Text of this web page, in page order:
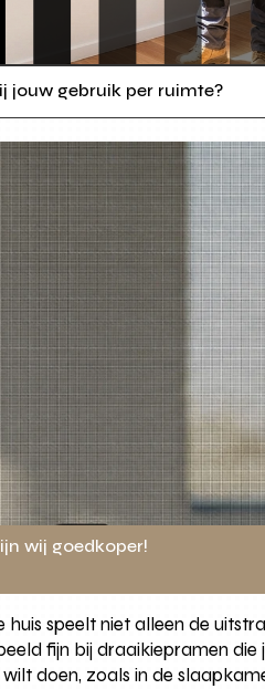
jouw gebruik per ruimte?
wij goedkoper!
speelt niet alleen de
fijn bij draaikiepramen die
doen, zoals in de